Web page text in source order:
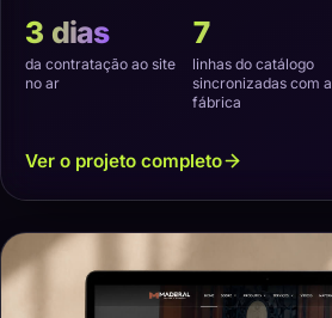
3 dias
da contratação ao site
no ar
7
linhas do catálogo
sincronizadas com a
fábrica
Ver o projeto completo